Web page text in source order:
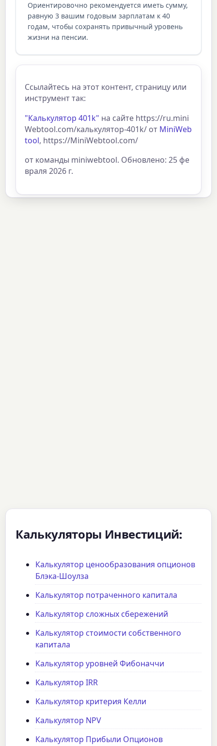
Ориентировочно рекомендуется иметь сумму,
равную 3 вашим годовым зарплатам к 40
годам, чтобы сохранять привычный уровень
жизни на пенсии.
Ссылайтесь на этот контент, страницу или
инструмент так:
"Калькулятор 401k" на сайте https://ru.mini
Webtool.com/калькулятор-401k/ от MiniWeb
tool, https://MiniWebtool.com/
от команды miniwebtool. Обновлено: 25 фе
враля 2026 г.
Калькуляторы Инвестиций:
Калькулятор ценообразования опционов
Блэка-Шоулза
Калькулятор потраченного капитала
Калькулятор сложных сбережений
Калькулятор стоимости собственного
капитала
Калькулятор уровней Фибоначчи
Калькулятор IRR
Калькулятор критерия Келли
Калькулятор NPV
Калькулятор Прибыли Опционов